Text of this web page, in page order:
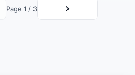
Page 1 / 3